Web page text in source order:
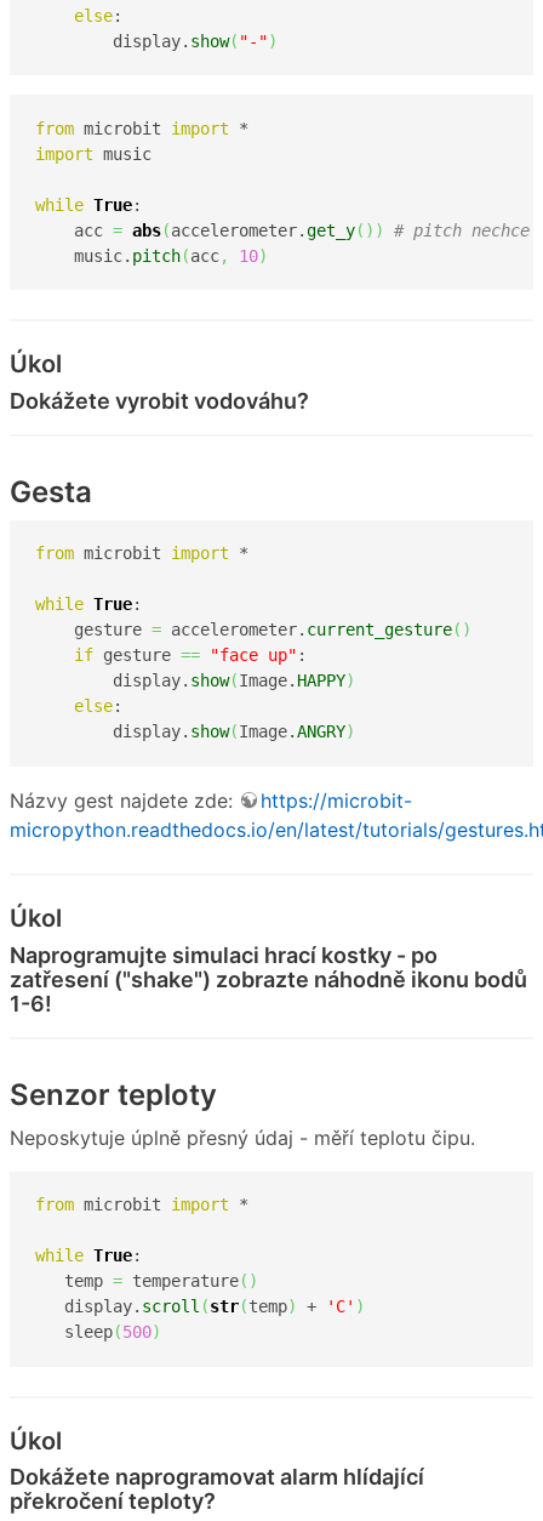
else:
        display.
show( "-")
from microbit import
import music
while True:
    acc
= abs(accelerometer.get_y( ) )
# pitch nechce
    music.
pitch(acc, 10)
Úkol
Dokážete vyrobit vodováhu?
Gesta
from microbit import *
while True:
    gesture
= accelerometer. current_gesture( )
if gesture == "face up" :
        display.
show(Image. HAPPY)
else:
        display.
show(Image.ANGRY)
Názvy gest najdete zde:
https://microbit-
micropython.readthedocs.io/en/latest/tutorials/
Úkol
Naprogramujte simulaci hrací kostky - po
zatřesení ("shake") zobrazte náhodně ikonu bodů
1-6!
Senzor teploty
Neposkytuje úplně přesný údaj - měří teplotu čipu.
from microbit import *
while True:
   temp
= temperature( )
   display.
scroll (str(temp) + 'C' )
   sleep
(500)
Úkol
Dokážete naprogramovat alarm hlídající
překročení teploty?